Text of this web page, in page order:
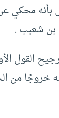
محكي
بن شعيب .
القول
خروجًا من